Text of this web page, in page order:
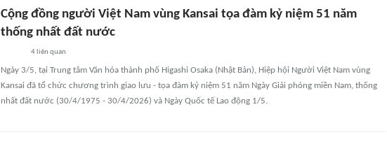
Cộng đồng người Việt Nam vùng Kansai tọa đàm kỷ niệm 51 năm
thống nhất đất nước
4liên quan
Ngày 3/5, tại Trung tâm Văn hóa thành phố Higashi Osaka (Nhật Bản), Hiệp hội Người Việt Nam vùng
Kansai đã tổ chức chương trình giao lưu - tọa đàm kỷ niệm 51 năm Ngày Giải phóng miền Nam, thống
nhất đất nước (30/4/1975 - 30/4/2026) và Ngày Quốc tế Lao động 1/5.